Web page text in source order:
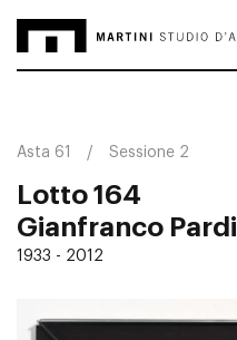
Asta 61 Sessione 2
Lotto 164
Gianfranco Pardi
1933 - 2012